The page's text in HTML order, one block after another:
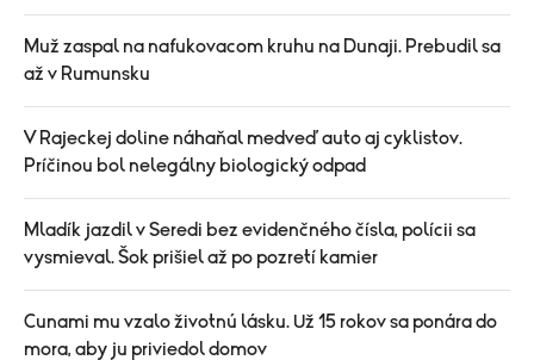
Muž zaspal na nafukovacom kruhu na Dunaji. Prebudil sa
až v Rumunsku
V Rajeckej doline náhaňal medveď auto aj cyklistov.
Príčinou bol nelegálny biologický odpad
Mladík jazdil v Seredi bez evidenčného čísla, polícii sa
vysmieval. Šok prišiel až po pozretí kamier
Cunami mu vzalo životnú lásku. Už 15 rokov sa ponára do
mora, aby ju priviedol domov